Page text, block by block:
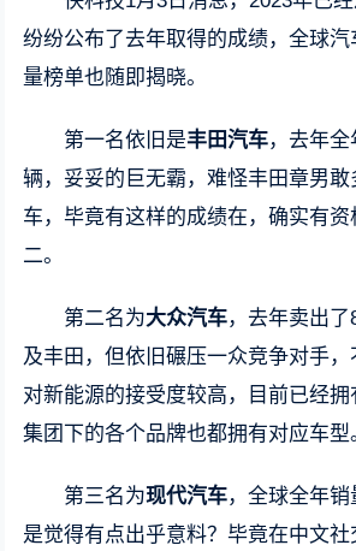
纷纷公布了去年取得的成绩，全球
量榜单也随即揭晓。
第一名依旧是丰田汽车，去年
辆，妥妥的巨无霸，难怪丰田章男
车，毕竟有这样的成绩在，确实有
二。
第二名为大众汽车，去年卖出
及丰田，但依旧碾压一众竞争对手
对新能源的接受度较高，目前已经拥
集团下的各个品牌也都拥有对应车型
第三名为现代汽车，全球全年
是觉得有点出乎意料？毕竟在中文